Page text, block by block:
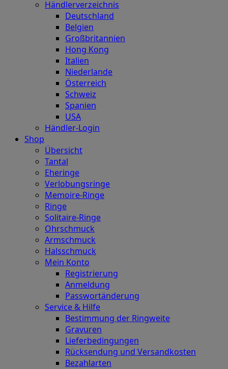
Händlerverzeichnis
Deutschland
Belgien
Großbritannien
Hong Kong
Italien
Niederlande
Österreich
Schweiz
Spanien
USA
Händler-Login
Shop
Übersicht
Tantal
Eheringe
Verlobungsringe
Memoire-Ringe
Ringe
Solitaire-Ringe
Ohrschmuck
Armschmuck
Halsschmuck
Mein Konto
Registrierung
Anmeldung
Passwortänderung
Service & Hilfe
Bestimmung der Ringweite
Gravuren
Lieferbedingungen
Rücksendung und Versandkosten
Bezahlarten